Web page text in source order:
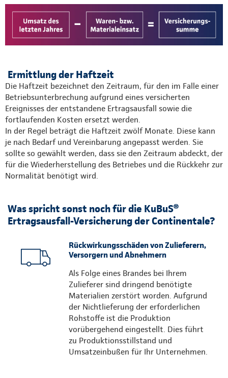
Ermittlung der Haftzeit
Die Haftzeit bezeichnet den Zeitraum, für den im Falle einer
Betriebsunterbrechung aufgrund eines versicherten
Ereignisses der entstandene Ertragsausfall sowie die
fortlaufenden Kosten ersetzt werden.
In der Regel beträgt die Haftzeit zwölf Monate. Diese kann
je nach Bedarf und Vereinbarung angepasst werden. Sie
sollte so gewählt werden, dass sie den Zeitraum abdeckt, der
für die Wiederherstellung des Betriebes und die Rückkehr zur
Normalität benötigt wird.
Was spricht sonst noch für die KuBuS®
Ertragsausfall-Versicherung der Continentale?
Rückwirkungsschäden von Zulieferern,
Versorgern und Abnehmern
Als Folge eines Brandes bei Ihrem
Zulieferer sind dringend benötigte
Materialien zerstört worden. Aufgrund
der Nichtlieferung der erforderlichen
Rohstoffe ist die Produktion
vorübergehend eingestellt. Dies führt
zu Produktionsstillstand und
Umsatzeinbußen für Ihr Unternehmen.